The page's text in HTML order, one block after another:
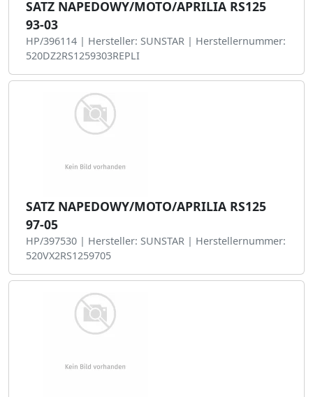
SATZ NAPEDOWY/MOTO/APRILIA RS125
93-03
HP/396114 | Hersteller: SUNSTAR | Herstellernummer:
520DZ2RS1259303REPLI
SATZ NAPEDOWY/MOTO/APRILIA RS125
97-05
HP/397530 | Hersteller: SUNSTAR | Herstellernummer:
520VX2RS1259705